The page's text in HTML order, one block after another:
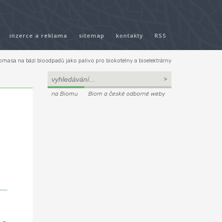
inzerce a reklama sitemap kontakty RSS
na bázi bioodpadů jako palivo pro biokotelny a bioelektrárny
na Biomu Biom a české odborné weby